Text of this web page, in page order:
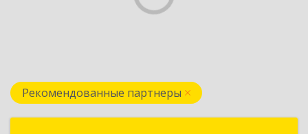
Рекомендованные партнеры